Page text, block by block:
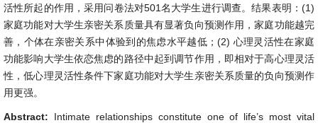
活性所起的作用，采用问卷法对501名大学生进行调查。结果表明：(1)
家庭功能对大学生亲密关系质量具有显著负向预测作用，家庭功能越完
善，个体在亲密关系中体验到的焦虑水平越低；(2) 心理灵活性在家庭
功能影响大学生依恋焦虑的路径中起到调节作用，即相对于高心理灵活
性，低心理灵活性条件下家庭功能对大学生亲密关系质量的负向预测作
用更强。
Abstract: Intimate relationships constitute one of life’s most vital